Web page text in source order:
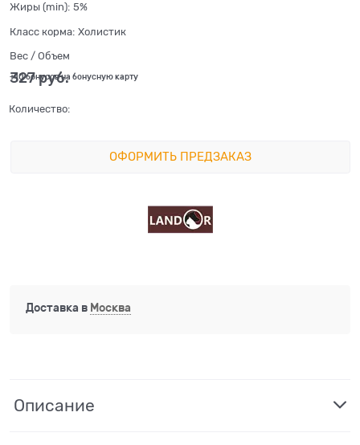
Жиры (min): 5%
Класс корма: Холистик
Вес / Объем
327 руб.
+10 бонусов на бонусную карту
Количество:
ОФОРМИТЬ ПРЕДЗАКАЗ
Доставка в Москва
Описание